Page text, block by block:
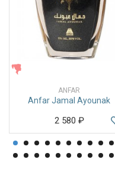
ANFAR
Anfar Jamal Ayounak
2 580 ₽